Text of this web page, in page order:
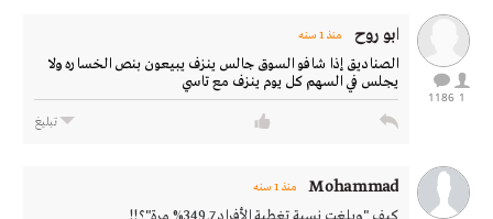
1
1186
ابو روح منذ 1 سنه
الصناديق إذا شافو السوق جالس ينزف يبيعون بنص الخساره ولا
يجلس في السهم كل يوم ينزف مع تاسي
تبليغ
Mohammad منذ 1 سنه